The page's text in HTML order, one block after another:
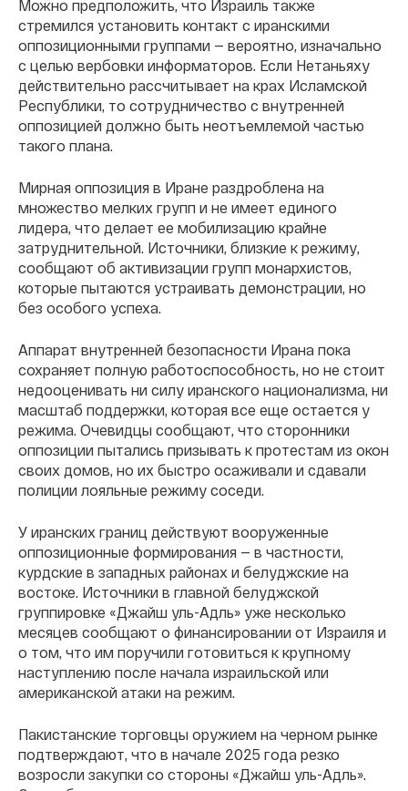
Можно предположить, что Израиль также
стремился установить контакт с иранскими
оппозиционными группами — вероятно, изначально
с целью вербовки информаторов. Если Нетаньяху
действительно рассчитывает на крах Исламской
Республики, то сотрудничество с внутренней
оппозицией должно быть неотъемлемой частью
такого плана.
Мирная оппозиция в Иране раздроблена на
множество мелких групп и не имеет единого
лидера, что делает ее мобилизацию крайне
затруднительной. Источники, близкие к режиму,
сообщают об активизации групп монархистов,
которые пытаются устраивать демонстрации, но
без особого успеха.
Аппарат внутренней безопасности Ирана пока
сохраняет полную работоспособность, но не стоит
недооценивать ни силу иранского национализма, ни
масштаб поддержки, которая все еще остается у
режима. Очевидцы сообщают, что сторонники
оппозиции пытались призывать к протестам из окон
своих домов, но их быстро осаживали и сдавали
полиции лояльные режиму соседи.
У иранских границ действуют вооруженные
оппозиционные формирования — в частности,
курдские в западных районах и белуджские на
востоке. Источники в главной белуджской
группировке «Джайш уль-Адль» уже несколько
месяцев сообщают о финансировании от Израиля и
о том, что им поручили готовиться к крупному
наступлению после начала израильской или
американской атаки на режим.
Пакистанские торговцы оружием на черном рынке
подтверждают, что в начале 2025 года резко
возросли закупки со стороны «Джайш уль-Адль».